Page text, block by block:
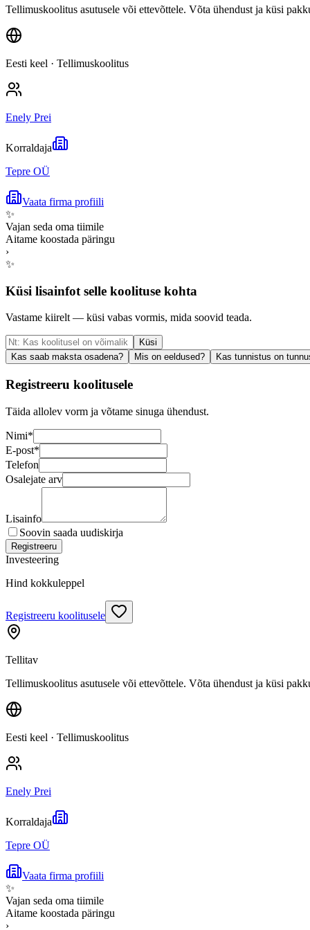
Tellimuskoolitus asutusele või ettevõttele. Võta ühendust ja küsi
Eesti keel · Tellimuskoolitus
Enely Prei
Korraldaja
Tepre OÜ
Vaata firma profiili
✨
Vajan seda oma tiimile
Aitame koostada päringu
›
✨
Küsi lisainfot selle koolituse kohta
Vastame kiirelt — küsi vabas vormis, mida soovid teada.
Küsi
Kas saab maksta osadena?
Mis on eeldused? Kas tunnistus on
Registreeru koolitusele
Täida allolev vorm ja võtame sinuga ühendust.
Nimi*
E-post*
Telefon
Osalejate arv
Lisainfo
Soovin saada uudiskirja
Registreeru
Investeering
Hind kokkuleppel
Registreeru koolitusele
Tellitav
Tellimuskoolitus asutusele või ettevõttele. Võta ühendust ja küsi
Eesti keel · Tellimuskoolitus
Enely Prei
Korraldaja
Tepre OÜ
Vaata firma profiili
✨
Vajan seda oma tiimile
Aitame koostada päringu
›